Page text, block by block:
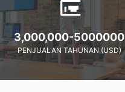
3,000,000-5000000
PENJUALAN TAHUNAN (USD)